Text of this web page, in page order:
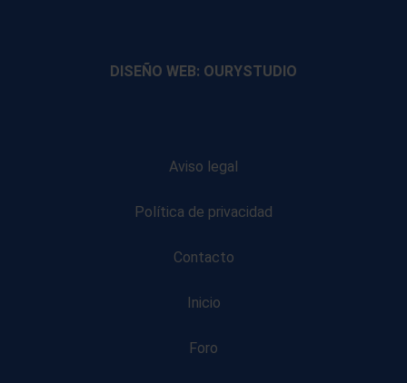
DISEÑO WEB: OURYSTUDIO
Aviso legal
Política de privacidad
Contacto
Inicio
Foro